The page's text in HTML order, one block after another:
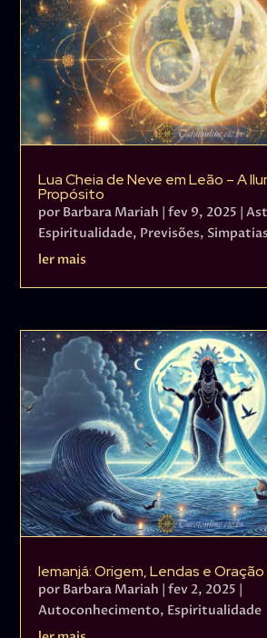
Lua Cheia de Neve em Leão – A
Propósito
por Barbara Mariah |fev 9, 2025 |
Espiritualidade, Previsões, Simpatias
ler mais
Iemanjá: Origem, Lendas e
por Barbara Mariah |fev 2, 2025 |
Autoconhecimento, Espiritualidade